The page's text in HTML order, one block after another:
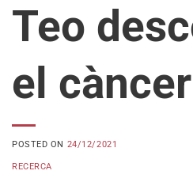
Teo
el càncer
POSTED ON 24/12/2021
RECERCA